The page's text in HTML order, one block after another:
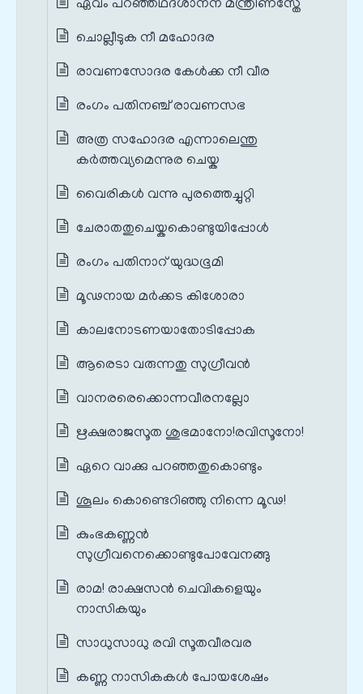
ഏവം പറഞ്ഞഥദശാനന മന്ത്രിണസ്തേ
ചൊല്ലീടുക നീ മഹോദര
രാവണസോദര കേൾക്ക നീ വീര
രംഗം പതിനഞ്ച് രാവണസഭ
അത്ര സഹോദര എന്നാലെന്തു
കർത്തവ്യമെന്നുര ചെയ്ക
വൈരികൾ വന്നു പുരത്തെച്ചുറ്റി
ചേരാതതുചെയ്കകൊണ്ടുയിപ്പോൾ
രംഗം പതിനാറ് യുദ്ധഭൂമി
മൂഢനായ മർക്കട കിശോരാ
കാലനോടണയാതോടിപ്പോക
ആരെടാ വരുന്നതു സുഗ്രീവൻ
വാനരരെക്കൊന്നവീരനല്ലോ
ഋക്ഷരാജസൂത ശുഭമാനോ!രവിസൂനോ!
ഏറെ വാക്കു പറഞ്ഞതുകൊണ്ടും
ശൂലം കൊണ്ടെറിഞ്ഞു നിന്നെ മൂഢ!
കുംഭകണ്ണൻ
സുഗ്രീവനെക്കൊണ്ടുപോവേനങ്ങു
രാമ! രാക്ഷസൻ ചെവികളെയും
നാസികയും
സാധുസാധു രവി സൂതവീരവര
കണ്ണ നാസികകൾ പോയശേഷം